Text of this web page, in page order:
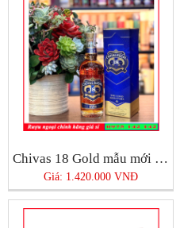
Chivas 18 Gold mẫu mới 2025
Giá: 1.420.000 VNĐ